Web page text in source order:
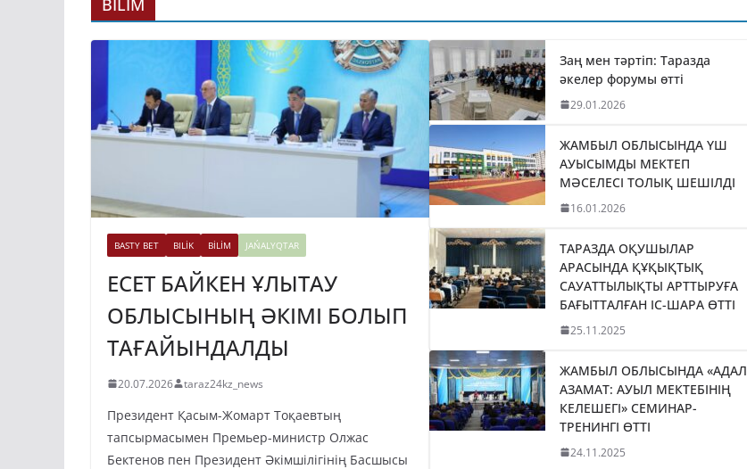
BASTY BET BILİK BİLİM JAŃALYQTAR
ЕСЕТ БАЙКЕН ҰЛЫТАУ
ОБЛЫСЫНЫҢ ӘКІМІ БОЛЫП
ТАҒАЙЫНДАЛДЫ
20.07.2026 taraz24kz_news
Президент Қасым-Жомарт Тоқаевтың
тапсырмасымен Премьер-министр Олжас
Бектенов пен Президент Әкімшілігінің Басшысы
Заң мен тәртіп: Таразда
әкелер форумы өтті
29.01.2026
ЖАМБЫЛ ОБЛЫСЫНДА ҮШ
АУЫСЫМДЫ МЕКТЕП
МӘСЕЛЕСІ ТОЛЫҚ ШЕШІЛДІ
16.01.2026
ТАРАЗДА ОҚУШЫЛАР
АРАСЫНДА ҚҰҚЫҚТЫҚ
САУАТТЫЛЫҚТЫ АРТТЫРУҒА
БАҒЫТТАЛҒАН ІС-ШАРА ӨТТІ
25.11.2025
ЖАМБЫЛ ОБЛЫСЫНДА «АДАЛ
АЗАМАТ: АУЫЛ МЕКТЕБІНІҢ
КЕЛЕШЕГІ» СЕМИНАР-
ТРЕНИНГІ ӨТТІ
24.11.2025
ДАМЫТУДЫҢ 2035
ЖЫЛҒА ДЕЙІНГІ
ЖОСПАРЫ БЕКІТІЛДІ
31.07.2026 taraz24kz_news
ХОЛДИНГІНІҢ
БАСШЫСЫН
ҚАБЫЛДАДЫ